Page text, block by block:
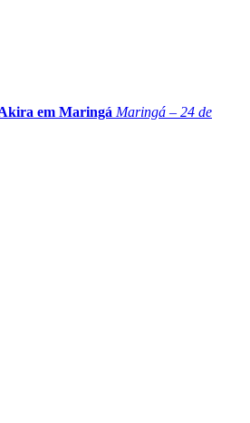
em Maringá Maringá – 24 de